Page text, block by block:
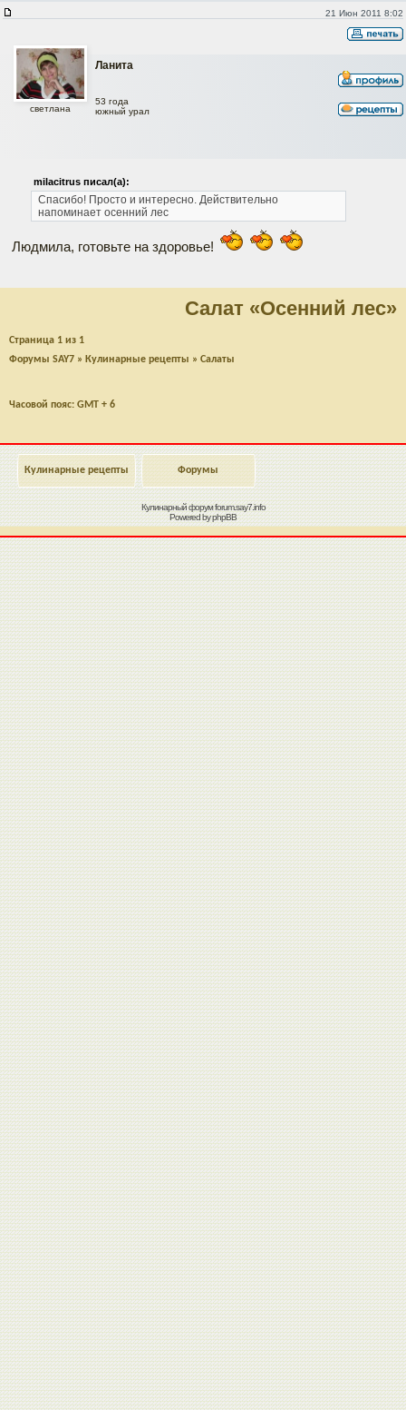
21 Июн 2011 8:02
Ланита
светлана
53 года
южный урал
milacitrus писал(а):
Спасибо! Просто и интересно. Действительно
напоминает осенний лес
Людмила, готовьте на здоровье!
Салат «Осенний лес»
Страница 1 из 1
Форумы SAY7 » Кулинарные рецепты » Салаты
Часовой пояс: GMT + 6
Кулинарные рецепты Форумы
Кулинарный форумforum.say7.info
Powered byphpBB